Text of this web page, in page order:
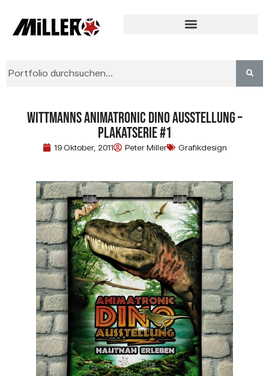
Wittmanns Animatronic Dino Ausstellung –
Plakatserie #1
19 Oktober, 2011 Peter Miller Grafikdesign